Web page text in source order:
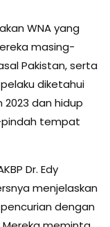
WNA yang
masing-
Pakistan, serta
diketahui
dan hidup
tempat
Dr. Edy
menjelaskan
dengan